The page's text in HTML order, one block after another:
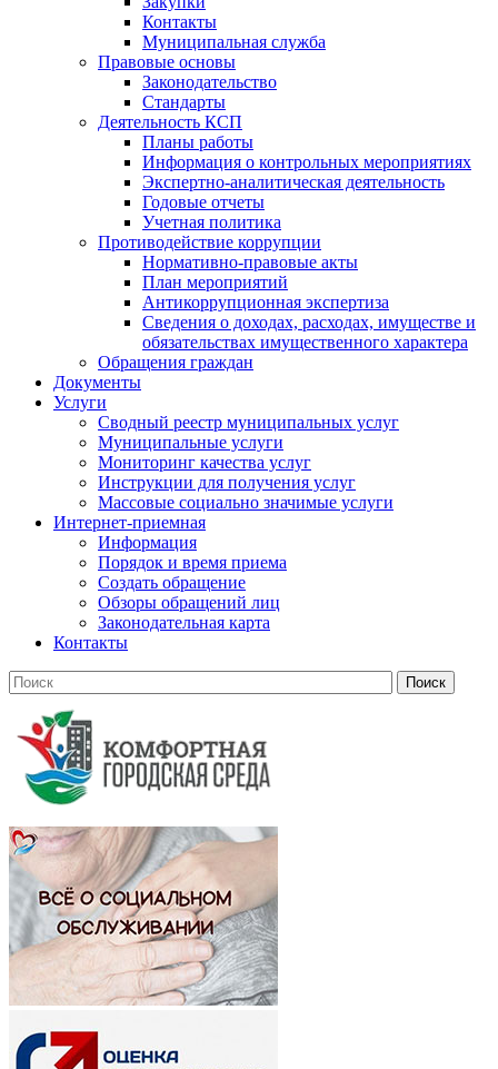
Контакты
Муниципальная служба
Правовые основы
Законодательство
Стандарты
Деятельность КСП
Планы работы
Информация о контрольных мероприятиях
Экспертно-аналитическая деятельность
Годовые отчеты
Учетная политика
Противодействие коррупции
Нормативно-правовые акты
План мероприятий
Антикоррупционная экспертиза
Сведения о доходах, расходах, имуществе и
обязательствах имущественного характера
Обращения граждан
Документы
Услуги
Сводный реестр муниципальных услуг
Муниципальные услуги
Мониторинг качества услуг
Инструкции для получения услуг
Массовые социально значимые услуги
Интернет-приемная
Информация
Порядок и время приема
Создать обращение
Обзоры обращений лиц
Законодательная карта
Контакты